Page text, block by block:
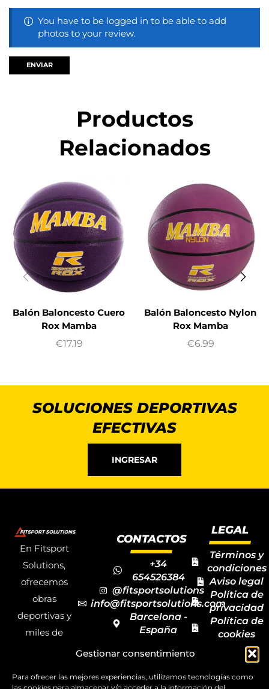
Gestionar consentimiento
Para ofrecer las mejores experiencias, utilizamos tecnologías como
You have to be logged in to be able to add
photos to your review.
Productos
Relacionados
Balón Baloncesto Cuero
Rox Mamba
€17.19
Balón Baloncesto Nylon
Rox Mamba
€6.99
SOLUCIONES DEPORTIVAS
EFECTIVAS
INGRESAR
En Fitsport
Solutions,
ofrecemos
obras
deportivas y
miles de
deportivos
CONTACTOS
+34
654526384
@fitsportsolutions
info@fitsportsolutions.com
Barcelona -
España
de contacto
LEGAL
Términos y
condiciones
Aviso legal
Política de
privacidad
Política de
cookies
Mapa del
sitio